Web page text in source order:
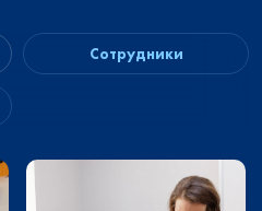
Сотрудники